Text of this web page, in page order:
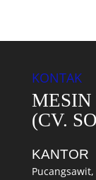
KONTAK
(CV.
KANTOR
Pucangsawit,